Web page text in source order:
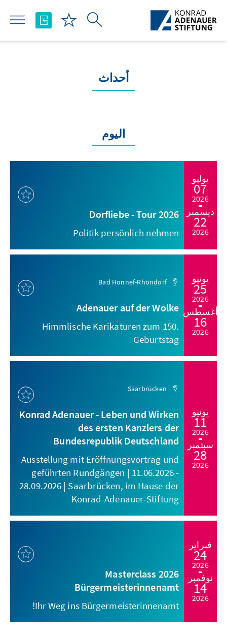
تخطي إلى المحتوى الرئيسي
أحداث
اليوم
يوليو
07
2026
ديسمبر
22
2026
Dorfliebe - Tour 2026
Politik persönlich nehmen
يونيو
25
2026
أغسطس
16
2026
Bad Honnef-Rhöndorf
Adenauer auf der Wolke
Himmlische Karikaturen zum 150.
Geburtstag
يونيو
11
2026
سبتمبر
28
2026
Saarbrücken
Konrad Adenauer - Leben und Wirken
des ersten Kanzlers der
Bundesrepublik Deutschland
Ausstellung mit Eröffnungsvortrag und
geführten Rundgängen | 11.06.2026 -
28.09.2026 | Saarbrücken, im Hause der
Konrad-Adenauer-Stiftung
فبراير
24
2026
نوفمبر
14
2026
Masterclass 2026
Bürgermeisterinnenamt
Ihr Weg ins Bürgermeisterinnenamt!